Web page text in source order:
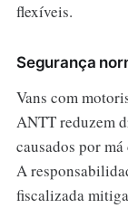
flexíveis.
Segurança
Vans com
ANTT reduzem
causados por
A
fiscalizada